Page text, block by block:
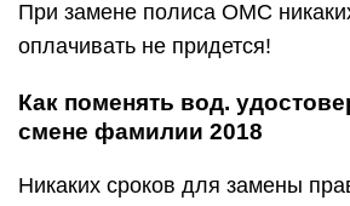
При замене полиса ОМС
оплачивать не придется!
Как поменять вод.
смене фамилии 2018
Никаких сроков для замены